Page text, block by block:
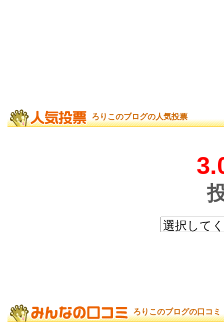
ろりこのブログの人気投票
ろりこのブログの口コミ